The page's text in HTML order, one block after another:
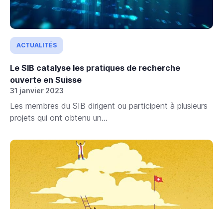
ACTUALITÉS
Le SIB catalyse les pratiques de recherche
ouverte en Suisse
31 janvier 2023
Les membres du SIB dirigent ou participent à plusieurs
projets qui ont obtenu un...